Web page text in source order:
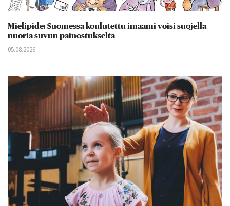
Mielipide: Suomessa koulutettu imaami voisi suojella
nuoria suvun painostukselta
05.08.2026